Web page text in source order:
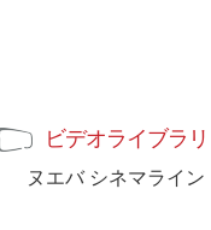
ビデオライブラリ
ヌエバ シネマライ